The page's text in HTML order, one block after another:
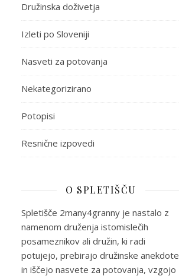
Družinska doživetja
Izleti po Sloveniji
Nasveti za potovanja
Nekategorizirano
Potopisi
Resnične izpovedi
O SPLETIŠČU
Spletišče 2many4granny je nastalo z
namenom druženja istomislečih
posameznikov ali družin, ki radi
potujejo, prebirajo družinske anekdote
in iščejo nasvete za potovanja, vzgojo